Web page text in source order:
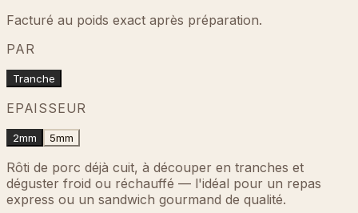
Facturé au poids exact après préparation.
PAR
Tranche
EPAISSEUR
2mm 5mm
Rôti de porc déjà cuit, à découper en tranches et
déguster froid ou réchauffé — l'idéal pour un repas
express ou un sandwich gourmand de qualité.